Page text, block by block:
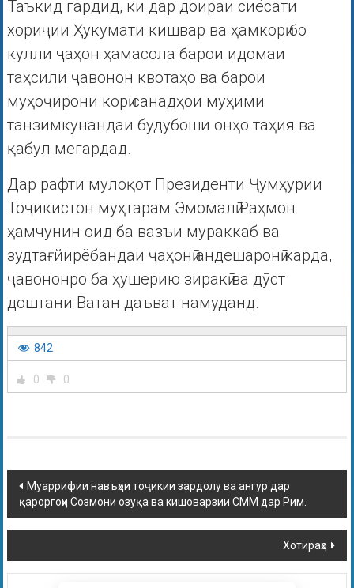
Таъкид гардид, ки дар доираи сиёсати
хориҷии Ҳукумати кишвар ва ҳамкорӣ бо
кулли ҷаҳон ҳамасола барои идомаи
таҳсили ҷавонон квотаҳо ва барои
муҳоҷирони корӣ санадҳои муҳими
танзимкунандаи будубоши онҳо таҳия ва
қабул мегардад.
Дар рафти мулоқот Президенти Ҷумҳурии
Тоҷикистон муҳтарам Эмомалӣ Раҳмон
ҳамчунин оид ба вазъи мураккаб ва
зудтағйирёбандаи ҷаҳонӣ андешаронӣ карда,
ҷавононро ба ҳушёрию зиракӣ ва дӯст
доштани Ватан даъват намуданд.
842
0 0
Муаррифии навъҳои тоҷикии зардолу ва ангур дар
қароргоҳи Созмони озуқа ва кишоварзии СММ дар Рим.
Хотираҳо